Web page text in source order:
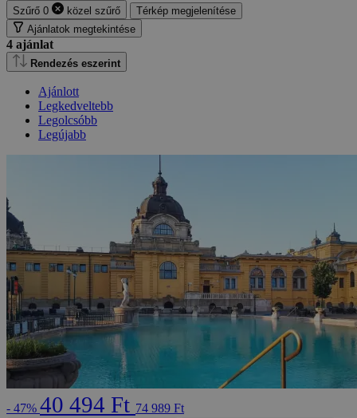
Szűrő 0 közel szűrő
Térkép megjelenítése
Ajánlatok megtekintése
4 ajánlat
Rendezés eszerint
Ajánlott
Legkedveltebb
Legolcsóbb
Legújabb
- 47% 40 494 Ft 74 989 Ft